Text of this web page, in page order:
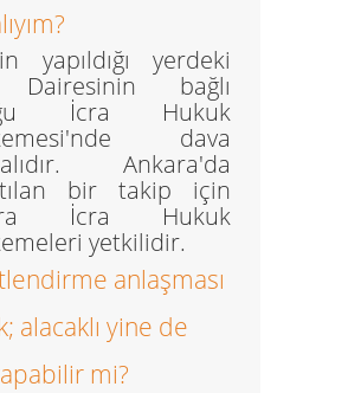
yapıldığı yerdeki
bağlı
İcra Hukuk
dava
Ankara'da
bir takip için
İcra Hukuk
yetkilidir.
anlaşması
alacaklı yine de
mi?